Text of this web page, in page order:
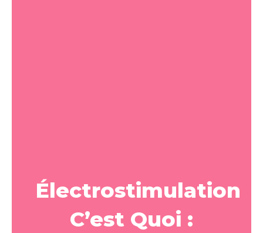
Électrostimulation
C’est Quoi :